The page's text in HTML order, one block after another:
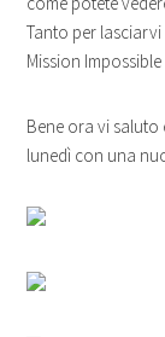
Tanto per
Mission
Bene ora vi saluto
lunedì con una